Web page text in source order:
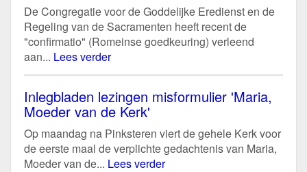
De Congregatie voor de Goddelijke Eredienst en de
Regeling van de Sacramenten heeft recent de
"confirmatio" (Romeinse goedkeuring) verleend
aan... Lees verder
Inlegbladen lezingen misformulier 'Maria,
Moeder van de Kerk'
Op maandag na Pinksteren viert de gehele Kerk voor
de eerste maal de verplichte gedachtenis van Maria,
Moeder van de... Lees verder